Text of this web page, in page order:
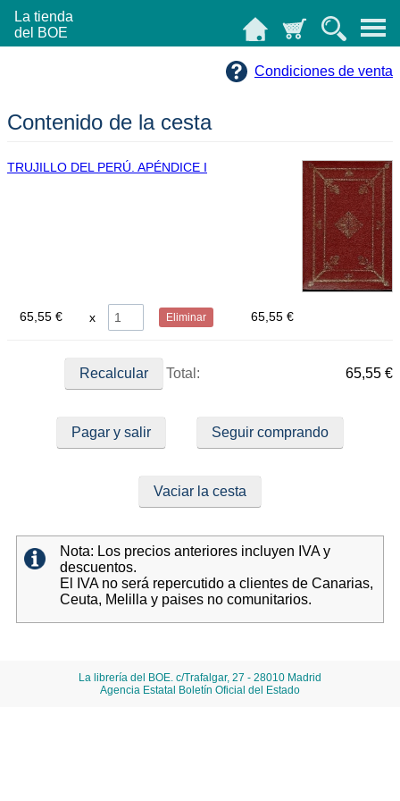
La tienda
del BOE
Condiciones de venta
Contenido de la cesta
TRUJILLO DEL PERÚ. APÉNDICE I
65,55 € Eliminar 65,55 €
Total: 65,55 €
Pagar y salir Seguir comprando
Vaciar la cesta
Nota: Los precios anteriores incluyen IVA y
descuentos.
El IVA no será repercutido a clientes de Canarias,
Ceuta, Melilla y paises no comunitarios.
La librería del BOE. c/Trafalgar, 27 - 28010 Madrid
Agencia Estatal Boletín Oficial del Estado